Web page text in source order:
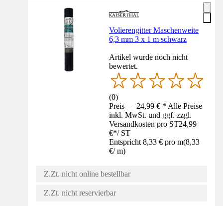
Volierengitter Maschenweite
6,3 mm 3 x 1 m schwarz
Artikel wurde noch nicht
bewertet.
(0)
Preis — 24,99 € * Alle Preise
inkl. MwSt. und ggf. zzgl.
Versandkosten pro ST24,99
€*/ ST
Entspricht 8,33 € pro m(8,33
€/ m)
Z.Zt. nicht online bestellbar
Z.Zt. nicht reservierbar